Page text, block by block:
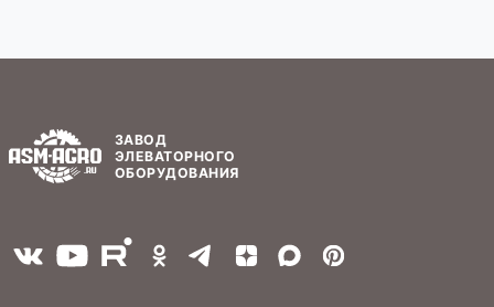
ЗАВОД
ЭЛЕВАТОРНОГО
ОБОРУДОВАНИЯ